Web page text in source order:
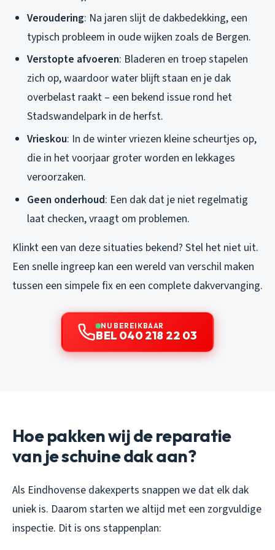
Veroudering: Na jaren slijt de dakbedekking, een
typisch probleem in oude wijken zoals de Bergen.
Verstopte afvoeren: Bladeren en troep stapelen
zich op, waardoor water blijft staan en je dak
overbelast raakt – een bekend issue rond het
Stadswandelpark in de herfst.
Vrieskou: In de winter vriezen kleine scheurtjes op,
die in het voorjaar groter worden en lekkages
veroorzaken.
Geen onderhoud: Een dak dat je niet regelmatig
laat checken, vraagt om problemen.
Klinkt een van deze situaties bekend? Stel het niet uit.
Een snelle ingreep kan een wereld van verschil maken
tussen een simpele fix en een complete dakvervanging.
NU BEREIKBAAR
BEL 040 218 22 03
Hoe pakken wij de reparatie
van je schuine dak aan?
Als Eindhovense dakexperts snappen we dat elk dak
uniek is. Daarom starten we altijd met een zorgvuldige
inspectie. Dit is ons stappenplan: